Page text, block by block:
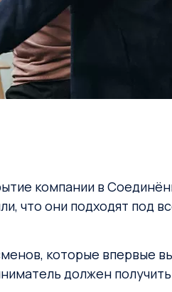
компании в
что они подходят под
которые впервые
должен